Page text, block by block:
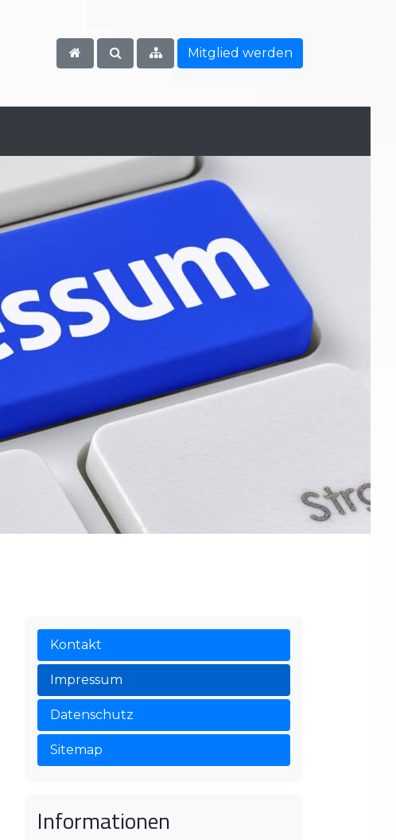
Mitglied werden
Kontakt
Impressum
Datenschutz
Sitemap
Informationen